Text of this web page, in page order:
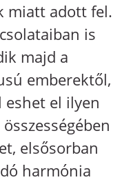
miatt adott fel.
is
majd a
emberektől,
el ilyen
elsősorban
harmónia